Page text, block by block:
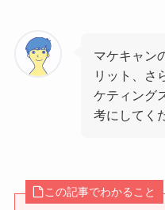
マケキャン
リット、さ
ケティング
考にしてく
この記事でわかること